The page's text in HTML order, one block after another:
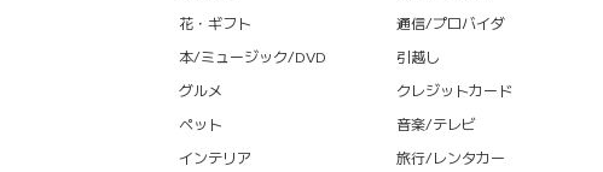
花・ギフト
本/ミュージック/DVD
グルメ
ペット
インテリア
通信/プロバイダ
引越し
クレジットカード
音楽/テレビ
旅行/レンタカー